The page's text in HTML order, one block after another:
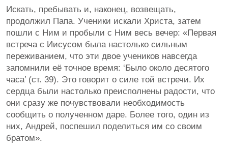
Искать, пребывать и, наконец, возвещать,
продолжил Папа. Ученики искали Христа, затем
пошли с Ним и пробыли с Ним весь вечер: «Первая
встреча с Иисусом была настолько сильным
переживанием, что эти двое учеников навсегда
запомнили её точное время: ‘Было около десятого
часа’ (ст. 39). Это говорит о силе той встречи. Их
сердца были настолько преисполнены радости, что
они сразу же почувствовали необходимость
сообщить о полученном даре. Более того, один из
них, Андрей, поспешил поделиться им со своим
братом».